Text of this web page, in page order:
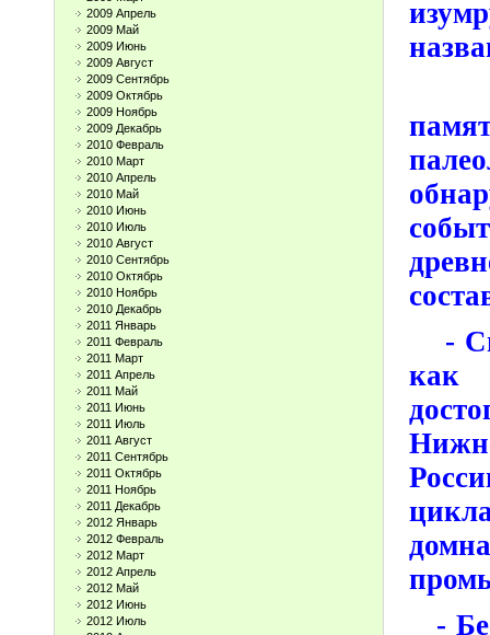
2009 Апрель
2009 Май
2009 Июнь
2009 Август
2009 Сентябрь
2009 Октябрь
2009 Ноябрь
2009 Декабрь
2010 Февраль
2010 Март
2010 Апрель
2010 Май
2010 Июнь
2010 Июль
2010 Август
2010 Сентябрь
2010 Октябрь
2010 Ноябрь
2010 Декабрь
2011 Январь
2011 Февраль
2011 Март
2011 Апрель
2011 Май
2011 Июнь
2011 Июль
2011 Август
2011 Сентябрь
2011 Октябрь
2011 Ноябрь
2011 Декабрь
2012 Январь
2012 Февраль
2012 Март
2012 Апрель
2012 Май
2012 Июнь
2012 Июль
-
как
-